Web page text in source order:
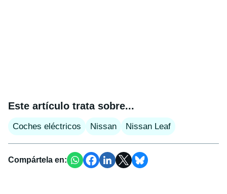
Este artículo trata sobre...
Coches eléctricos Nissan Nissan Leaf
Compártela en: